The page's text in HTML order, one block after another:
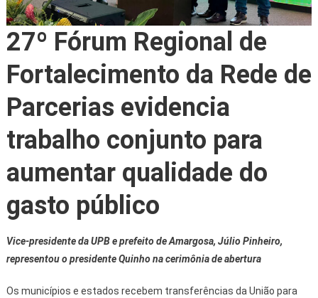
27º Fórum Regional de
Fortalecimento da Rede de
Parcerias evidencia
trabalho conjunto para
aumentar qualidade do
gasto público
Vice-presidente da UPB e prefeito de Amargosa, Júlio Pinheiro,
representou o presidente Quinho na cerimônia de abertura
Os municípios e estados recebem transferências da União para